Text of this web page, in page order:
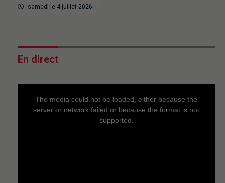
samedi le 4 juillet 2026
En direct
The media could not be loaded, either because the
server or network failed or because the format is not
supported.